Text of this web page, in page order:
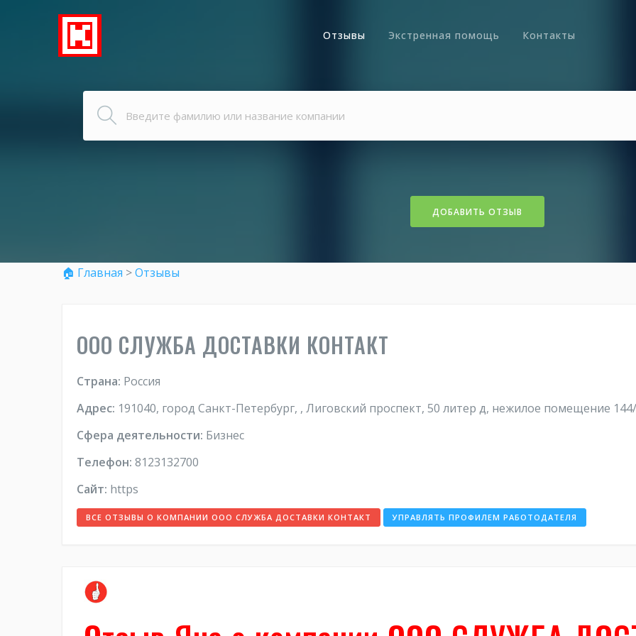
Отзывы Экстренная помощь Контакты
ДОБАВИТЬ ОТЗЫВ
🏠 Главная >Отзывы
ООО СЛУЖБА ДОСТАВКИ КОНТАКТ
Страна: Россия
Адрес: 191040, город Санкт-Петербург, , Лиговский проспект, 50 литер д, нежилое помещение
Сфера деятельности: Бизнес
Телефон: 8123132700
Сайт: https
ВСЕ ОТЗЫВЫ О КОМПАНИИ ООО СЛУЖБА ДОСТАВКИ КОНТАКТ УПРАВЛЯТЬ ПРОФИЛЕМ РАБОТОДАТЕЛЯ